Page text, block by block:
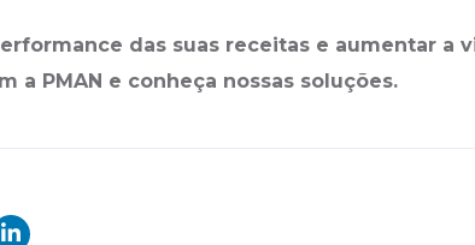
das suas receitas e aumentar a
a PMAN e conheça nossas soluções.